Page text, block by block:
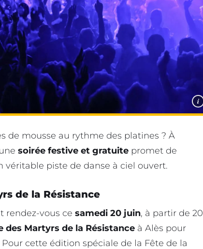
i
de mousse au rythme des platines ? À
soirée festive et gratuite promet de
véritable piste de danse à ciel ouvert.
de la Résistance
rendez-vous ce samedi 20 juin, à partir de 20
des Martyrs de la Résistance à Alès pour
Pour cette édition spéciale de la Fête de la